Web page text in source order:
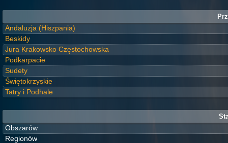
Andaluzja (Hiszpania)
Beskidy
Jura Krakowsko Częstochowska
Podkarpacie
Sudety
Świętokrzyskie
Tatry i Podhale
Obszarów
Regionów